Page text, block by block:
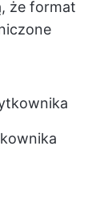
że format